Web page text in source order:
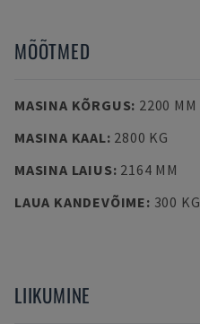
MÕÕTMED
MASINA KÕRGUS: 2200 MM
MASINA KAAL: 2800 KG
MASINA LAIUS: 2164 MM
LAUA KANDEVÕIME: 300 KG
LIIKUMINE